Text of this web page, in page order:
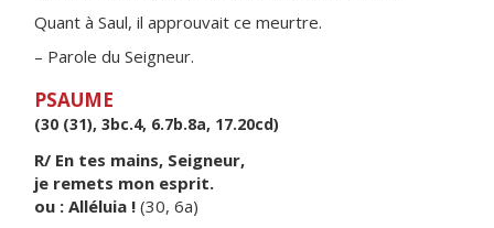
Quant à Saul, il approuvait ce meurtre.
– Parole du Seigneur.
PSAUME
(30 (31), 3bc.4, 6.7b.8a, 17.20cd)
R/ En tes mains, Seigneur,
je remets mon esprit.
ou : Alléluia ! (30, 6a)